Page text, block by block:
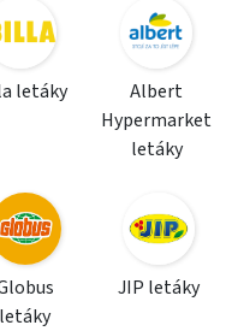
letáky
Albert
Hypermarket
letáky
letáky
JIP letáky